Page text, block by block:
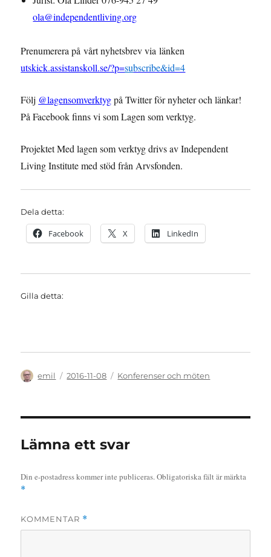
ola@independentliving.org
Prenumerera på vårt nyhetsbrev via länken
utskick.assistanskoll.se/?p=subscribe&id=4
Följ @lagensomverktygpå Twitter för nyheter och länkar!
På Facebook finns vi som Lagen som verktyg.
Projektet Med lagen som verktyg drivs av Independent
Living Institute med stöd från Arvsfonden.
Dela detta:
Facebook X LinkedIn
Gilla detta:
Författare
emil
Publicerat
2016-11-08 Kategorier
Konferenser och möten
Lämna ett svar
Din e-postadress kommer inte publiceras.Obligatoriska fält är märkta
*
KOMMENTAR *